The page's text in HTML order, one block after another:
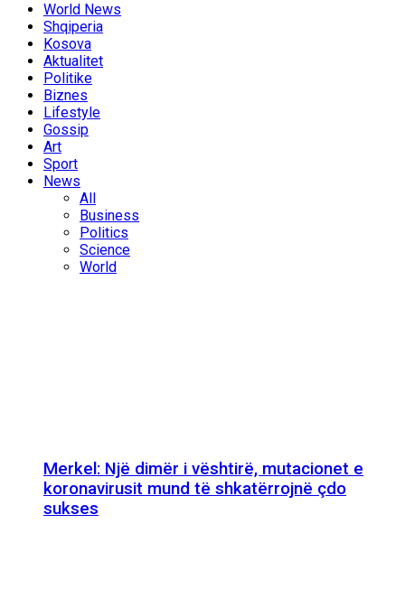
World News
Shqiperia
Kosova
Aktualitet
Politike
Biznes
Lifestyle
Gossip
Art
Sport
News
All
Business
Politics
Science
World
Merkel: Një dimër i vështirë, mutacionet e
koronavirusit mund të shkatërrojnë çdo
sukses